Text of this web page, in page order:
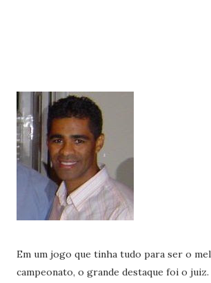
Em um jogo que tinha tudo para ser o
campeonato, o grande destaque foi o